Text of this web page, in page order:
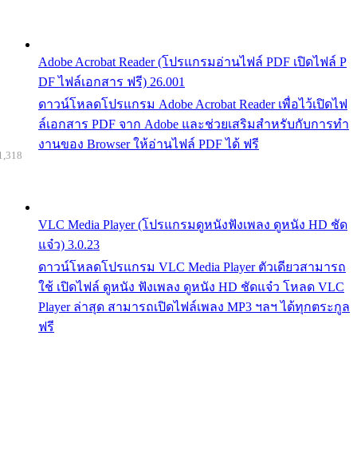
Adobe Acrobat Reader (โปรแกรมอ่านไฟล์ PDF เปิดไฟล์ P
DF ไฟล์เอกสาร ฟรี) 26.001
ดาวน์โหลดโปรแกรม Adobe Acrobat Reader เพื่อไว้เปิดไฟ
ล์เอกสาร PDF จาก Adobe และช่วยเสริมสำหรับกับการทำ
งานของ Browser ให้อ่านไฟล์ PDF ได้ ฟรี
VLC Media Player (โปรแกรมดูหนังฟังเพลง ดูหนัง HD ชัด
แจ๋ว) 3.0.23
ดาวน์โหลดโปรแกรม VLC Media Player ตัวเดียวสามารถ
ใช้ เปิดไฟล์ ดูหนัง ฟังเพลง ดูหนัง HD ชัดแจ๋ว โหลด VLC
Player ล่าสุด สามารถเปิดไฟล์เพลง MP3 ฯลฯ ได้ทุกตระกูล
ฟรี